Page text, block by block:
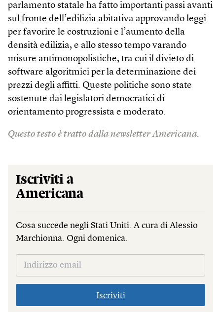
parlamento statale ha fatto importanti passi avanti
sul fronte dell’edilizia abitativa approvando leggi
per favorire le costruzioni e l’aumento della
densità edilizia, e allo stesso tempo varando
misure antimonopolistiche, tra cui il divieto di
software algoritmici per la determinazione dei
prezzi degli affitti. Queste politiche sono state
sostenute dai legislatori democratici di
orientamento progressista e moderato.
Questo testo è tratto dalla newsletter Americana.
Iscriviti a
Americana
Cosa succede negli Stati Uniti. A cura di Alessio
Marchionna. Ogni domenica.
Iscriviti